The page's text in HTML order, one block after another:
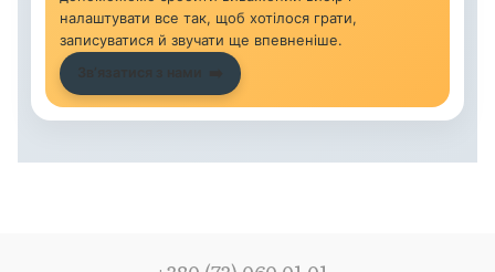
налаштувати все так, щоб хотілося грати,
записуватися й звучати ще впевненіше.